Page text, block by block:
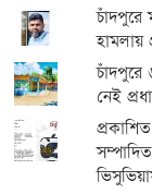
চাঁদপুরে
হামলায়
চাঁদপুরে
নেই